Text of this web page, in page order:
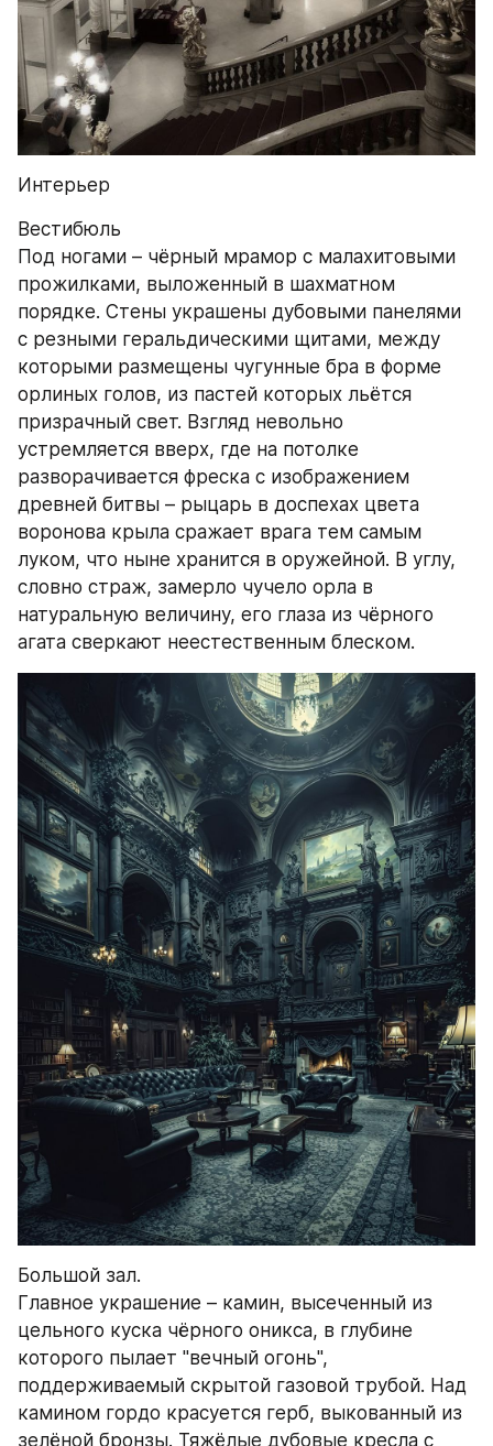
Интерьер
Вестибюль
Под ногами – чёрный мрамор с малахитовыми
прожилками, выложенный в шахматном
порядке. Стены украшены дубовыми панелями
с резными геральдическими щитами, между
которыми размещены чугунные бра в форме
орлиных голов, из пастей которых льётся
призрачный свет. Взгляд невольно
устремляется вверх, где на потолке
разворачивается фреска с изображением
древней битвы – рыцарь в доспехах цвета
воронова крыла сражает врага тем самым
луком, что ныне хранится в оружейной. В углу,
словно страж, замерло чучело орла в
натуральную величину, его глаза из чёрного
агата сверкают неестественным блеском.
Большой зал.
Главное украшение – камин, высеченный из
цельного куска чёрного оникса, в глубине
которого пылает "вечный огонь",
поддерживаемый скрытой газовой трубой. Над
камином гордо красуется герб, выкованный из
зелёной бронзы. Тяжёлые дубовые кресла с